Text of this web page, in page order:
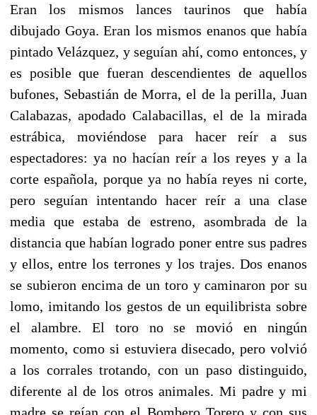
Eran los mismos lances taurinos que había
dibujado Goya. Eran los mismos enanos que había
pintado Velázquez, y seguían ahí, como entonces, y
es posible que fueran descendientes de aquellos
bufones, Sebastián de Morra, el de la perilla, Juan
Calabazas, apodado Calabacillas, el de la mirada
estrábica, moviéndose para hacer reír a sus
espectadores: ya no hacían reír a los reyes y a la
corte española, porque ya no había reyes ni corte,
pero seguían intentando hacer reír a una clase
media que estaba de estreno, asombrada de la
distancia que habían logrado poner entre sus padres
y ellos, entre los terrones y los trajes. Dos enanos
se subieron encima de un toro y caminaron por su
lomo, imitando los gestos de un equilibrista sobre
el alambre. El toro no se movió en ningún
momento, como si estuviera disecado, pero volvió
a los corrales trotando, con un paso distinguido,
diferente al de los otros animales. Mi padre y mi